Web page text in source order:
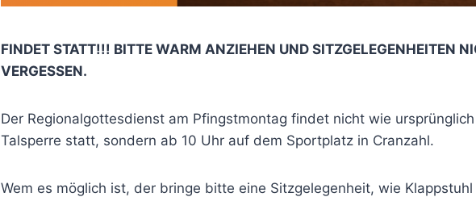
FINDET STATT!!! BITTE WARM ANZIEHEN UND SITZGELEGENHEITEN
VERGESSEN.
Der Regionalgottesdienst am Pfingstmontag findet nicht wie
Talsperre statt, sondern ab 10 Uhr auf dem Sportplatz in Cranzahl.
Wem es möglich ist, der bringe bitte eine Sitzgelegenheit, wie